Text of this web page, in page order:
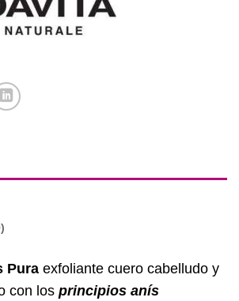
Pura exfoliante cuero cabelludo y
con los principios anís